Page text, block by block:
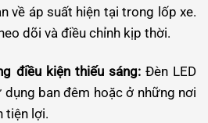
về áp suất hiện tại trong lốp xe.
dõi và điều chỉnh kịp thời.
điều kiện thiếu sáng:Đèn LED
ban đêm hoặc ở những nơi
tiện lợi.